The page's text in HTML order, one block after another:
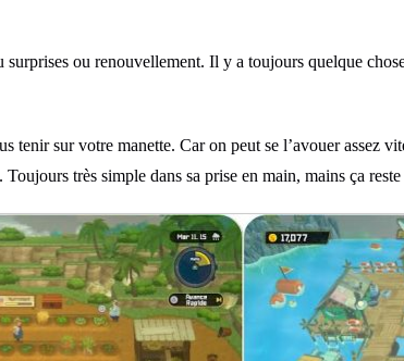
ou renouvellement. Il y a toujours quelque
tenir sur votre manette. Car on peut se l’avouer assez
Toujours très simple dans sa prise en main, mains ça